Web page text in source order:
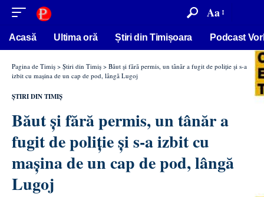
conținut Aa
Acasă Ultima oră Știri din Timișoara Podcast
Pagina de Timiș > Știri din Timiș > Băut și fără permis, un tânăr a fugit de poliție și s-a
izbit cu mașina de un cap de pod, lângă Lugoj
ȘTIRI DIN TIMIȘ
Băut și fără permis, un tânăr a
fugit de poliție și s-a izbit cu
mașina de un cap de pod, lângă
Lugoj